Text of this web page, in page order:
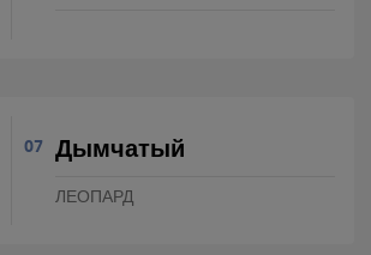
07 Дымчатый
ЛЕОПАРД